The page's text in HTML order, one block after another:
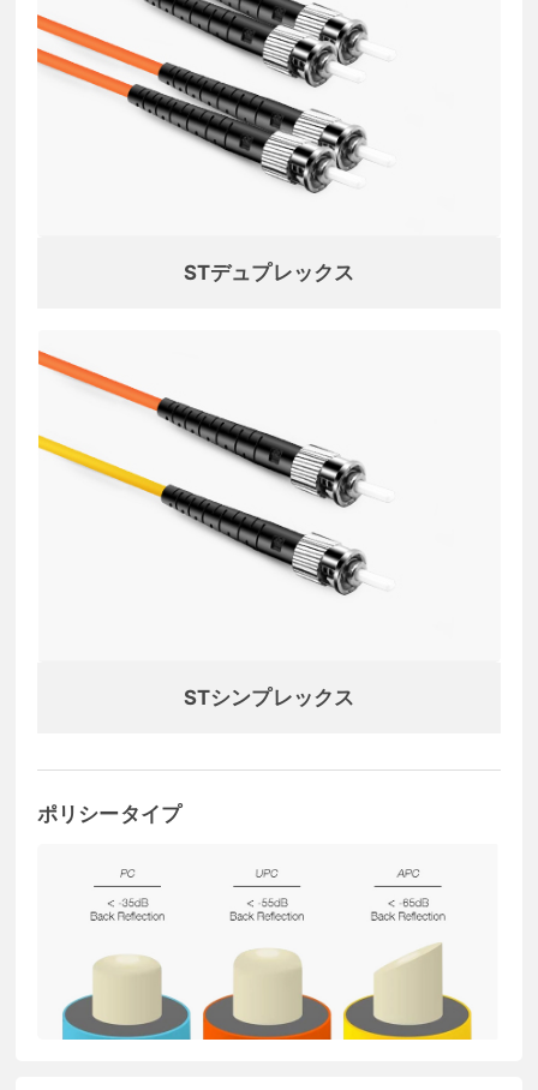
STデュプレックス
STシンプレックス
ポリシータイプ